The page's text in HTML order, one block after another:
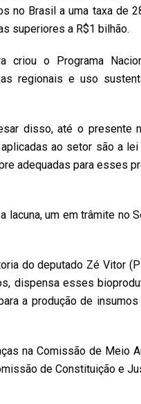
no Brasil a uma taxa de
superiores a R$1 bilhão.
criou o Programa
regionais e uso
disso, até o presente
ao setor são a
adequadas para esses
um em trâmite no
do deputado Zé Vitor
dispensa esses
a produção de
na Comissão de Meio
de Constituição e